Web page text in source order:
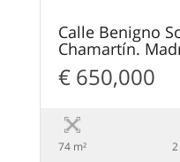
Calle Benigno
Chamartín.
€ 650,000
74 m²